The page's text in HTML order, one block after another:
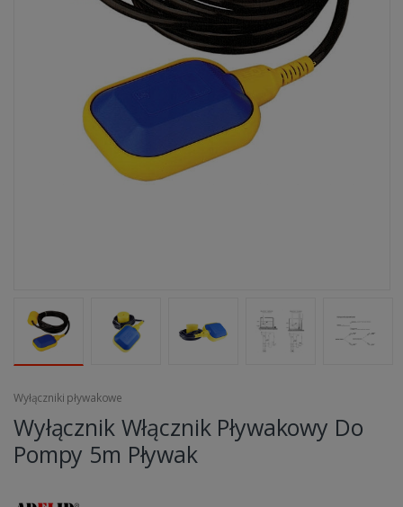
Wyłączniki pływakowe
Wyłącznik Włącznik Pływakowy Do
Pompy 5m Pływak